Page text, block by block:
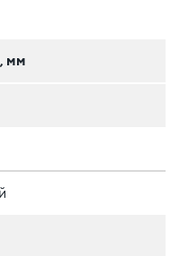
мм